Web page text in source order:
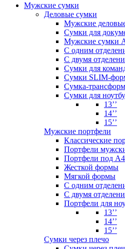
Мужские сумки
Деловые сумки
Мужские
Сумки для
Мужские сумки
С одним
С двумя
Сумки для
Сумки SLIM-
Сумка-
Сумки для
13’’
14’’
15’’
Мужские портфели
Классические
Портфели
Портфели под А4
Жесткой формы
Мягкой формы
С одним
С двумя
Портфели для
13’’
14’’
15’’
Сумки через плечо